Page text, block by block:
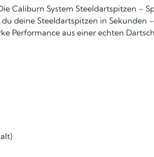
Caliburn System Steeldartspitzen –
deine Steeldartspitzen in Sekunden
Performance aus einer echten